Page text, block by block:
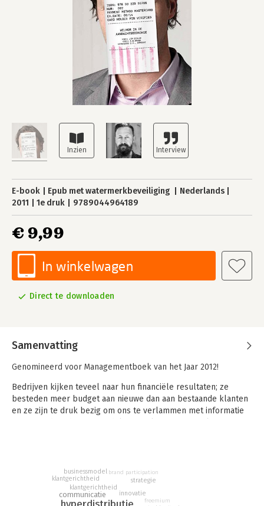
E-book Epub met watermerkbeveiliging
Nederlands
2011
1e druk 9789044964189
€ 9,99
In winkelwagen
Direct te downloaden
Samenvatting
Genomineerd voor Managementboek van het Jaar 2012!
Bedrijven kijken teveel naar hun financiële resultaten; ze
besteden meer budget aan nieuwe dan aan bestaande klanten
en ze zijn te druk bezig om ons te verlammen met informatie
overgegaan van een producteconomie naar een
aandachtseconomie.
In de zeven delen van dit boek beschrijft Stolze de nieuwe
communicatie
klantgerichtheid
innovatie
klantgerichtheid
businessmodel brand participation
strategie
freemium